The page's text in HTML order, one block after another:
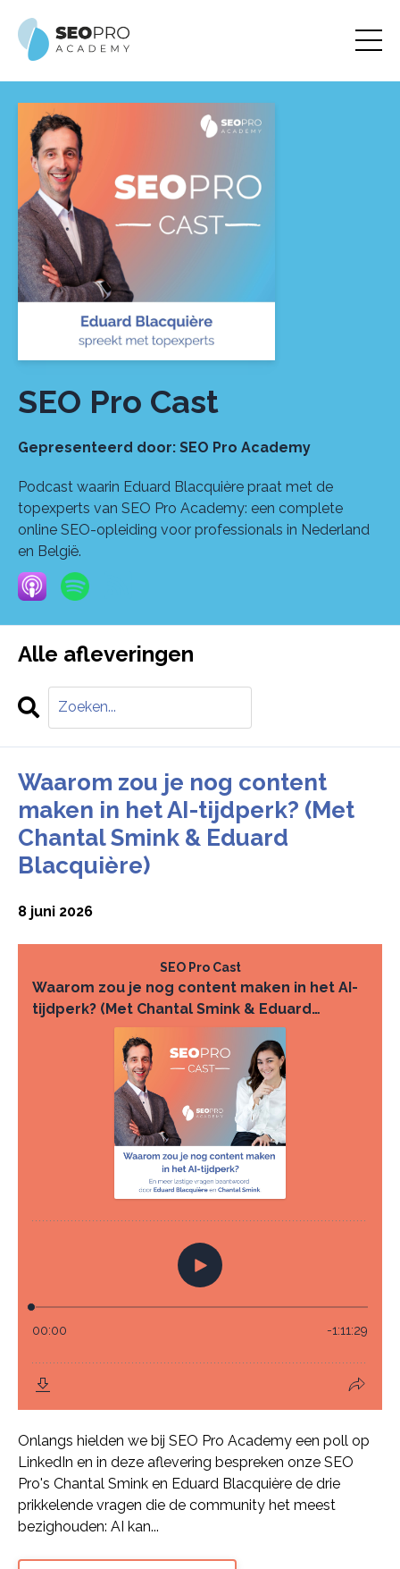
SEO Pro Cast
Gepresenteerd door: SEO Pro Academy
Podcast waarin Eduard Blacquière praat met de
topexperts van SEO Pro Academy: een complete
online SEO-opleiding voor professionals in Nederland
en België.
Alle afleveringen
Search
Waarom zou je nog content
maken in het AI-tijdperk? (Met
Chantal Smink & Eduard
Blacquière)
8 juni 2026
Onlangs hielden we bij SEO Pro Academy een poll op
LinkedIn en in deze aflevering bespreken onze SEO
Pro's Chantal Smink en Eduard Blacquière de drie
prikkelende vragen die de community het meest
bezighouden: AI kan...